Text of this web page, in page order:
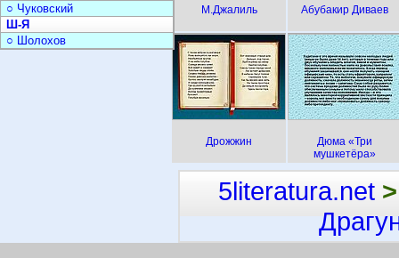
М.Джалиль Абубакир Диваев
Дрожжин
Дюма «Три
мушкетёра»
○ Чуковский
Ш-Я
○ Шолохов
5literatura.net >